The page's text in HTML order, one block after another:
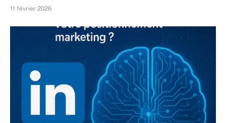
11 février 2026